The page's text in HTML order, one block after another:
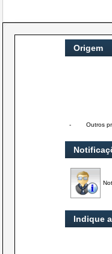
Origem
- Outros
Indique